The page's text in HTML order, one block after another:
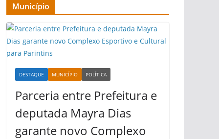
Município
DESTAQUE MUNICÍPIO POLÍTICA
Parceria entre Prefeitura e
deputada Mayra Dias
garante novo Complexo